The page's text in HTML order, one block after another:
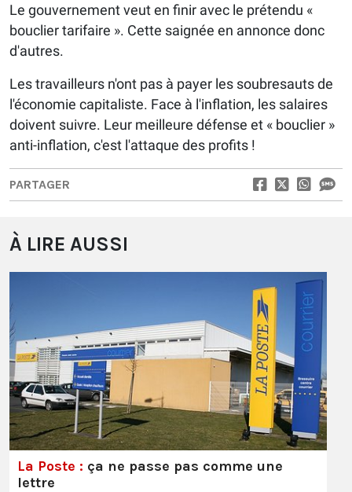
Le gouvernement veut en finir avec le prétendu «
bouclier tarifaire ». Cette saignée en annonce donc
d'autres.
Les travailleurs n'ont pas à payer les soubresauts de
l'économie capitaliste. Face à l'inflation, les salaires
doivent suivre. Leur meilleure défense et « bouclier »
anti-inflation, c'est l'attaque des profits !
PARTAGER
À LIRE AUSSI
La Poste : ça ne passe pas comme une
lettre